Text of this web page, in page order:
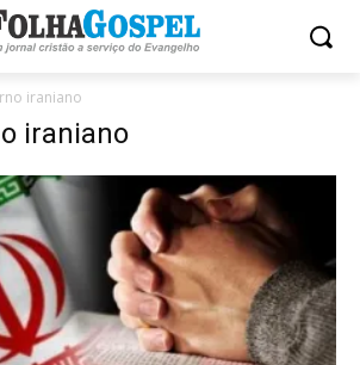
iraniano
iraniano